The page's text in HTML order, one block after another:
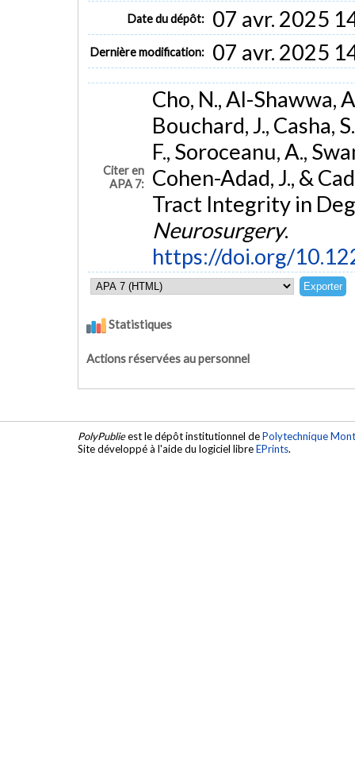
Date du dépôt: 07 avr. 2025
Dernière modification: 07 avr. 2025
Citer en
APA 7:
Cho, N., Al-Shawwa,
Bouchard, J., Casha,
F., Soroceanu, A.,
Cohen-Adad, J., &
Tract Integrity in
Neurosurgery.
https://doi.org/
Statistiques
Actions réservées au personnel
PolyPublieest le dépôt institutionnel dePolytechnique
Site développé à l'aide du logiciel libreEPrints.